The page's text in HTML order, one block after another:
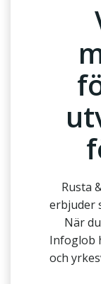
Rusta
erbjuder
När
Infoglob
och